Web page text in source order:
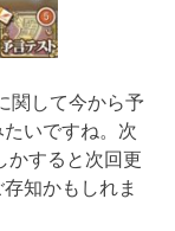
関して今から予
いですね。次
かすると次回更
知かもしれま